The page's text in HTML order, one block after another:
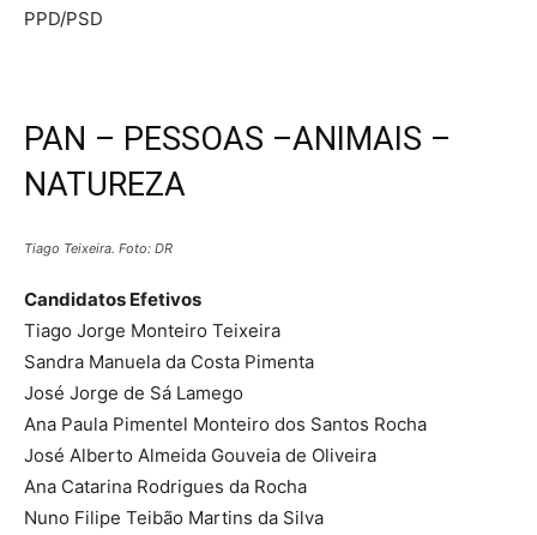
PPD/PSD
PAN – PESSOAS –ANIMAIS –
NATUREZA
Tiago Teixeira. Foto: DR
Candidatos Efetivos
Tiago Jorge Monteiro Teixeira
Sandra Manuela da Costa Pimenta
José Jorge de Sá Lamego
Ana Paula Pimentel Monteiro dos Santos Rocha
José Alberto Almeida Gouveia de Oliveira
Ana Catarina Rodrigues da Rocha
Nuno Filipe Teibão Martins da Silva